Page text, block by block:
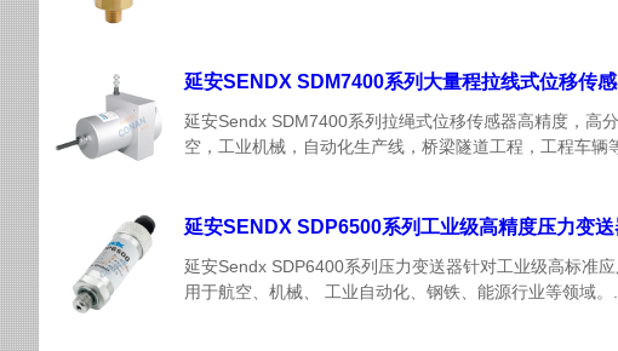
延安SENDX SDM7400系列大量程拉线式位移传
延安Sendx SDM7400系列拉绳式位移传感器高精度，高
空，工业机械，自动化生产线，桥梁隧道工程，工程车辆
延安SENDX SDP6500系列工业级高精度压力变送
延安Sendx SDP6400系列压力变送器针对工业级高标准
用于航空、机械、 工业自动化、钢铁、能源行业等领域。...